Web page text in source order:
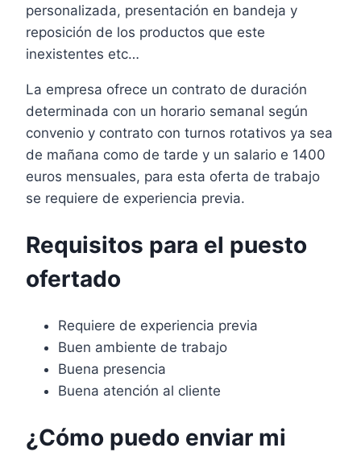
personalizada, presentación en bandeja y
reposición de los productos que este
inexistentes etc…
La empresa ofrece un contrato de duración
determinada con un horario semanal según
convenio y contrato con turnos rotativos ya sea
de mañana como de tarde y un salario e 1400
euros mensuales, para esta oferta de trabajo
se requiere de experiencia previa.
Requisitos para el puesto
ofertado
Requiere de experiencia previa
Buen ambiente de trabajo
Buena presencia
Buena atención al cliente
¿Cómo puedo enviar mi